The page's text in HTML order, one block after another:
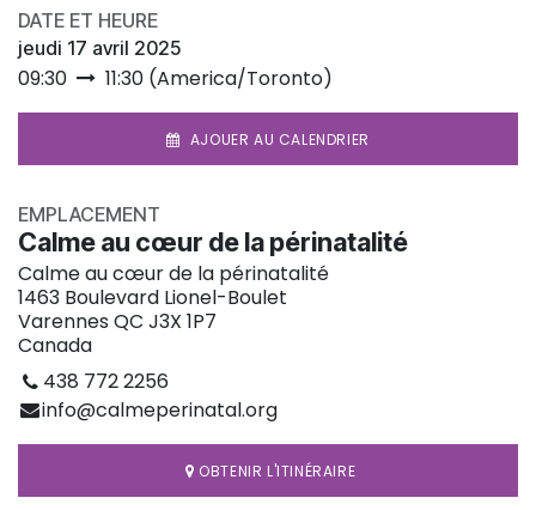
DATE ET HEURE
jeudi 17 avril 2025
09:30 11:30 (America/Toronto)
AJOUER AU CALENDRIER
EMPLACEMENT
Calme au cœur de la périnatalité
Calme au cœur de la périnatalité
1463 Boulevard Lionel-Boulet
Varennes QC J3X 1P7
Canada
438 772 2256
info@calmeperinatal.org
OBTENIR L'ITINÉRAIRE